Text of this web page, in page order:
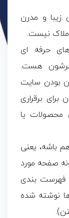
و مدرن
ملاک نیست.
حرفه ای
هست.
بودن سایت
برقراری
محصولات یا
باشه، یعنی
صفحه مورد
فهرست بندی
نوشته شده